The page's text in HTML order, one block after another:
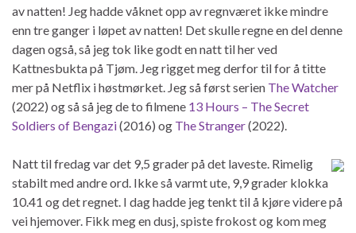
av natten! Jeg hadde våknet opp av regnværet ikke mindre
enn tre ganger i løpet av natten! Det skulle regne en del denne
dagen også, så jeg tok like godt en natt til her ved
Kattnesbukta på Tjøm. Jeg rigget meg derfor til for å titte
mer på Netflix i høstmørket. Jeg så først serien The Watcher
(2022) og så så jeg de to filmene 13 Hours – The Secret
Soldiers of Bengazi(2016) og The Stranger(2022).
Natt til fredag var det 9,5 grader på det laveste. Rimelig
stabilt med andre ord. Ikke så varmt ute, 9,9 grader klokka
10.41 og det regnet. I dag hadde jeg tenkt til å kjøre videre på
vei hjemover. Fikk meg en dusj, spiste frokost og kom meg